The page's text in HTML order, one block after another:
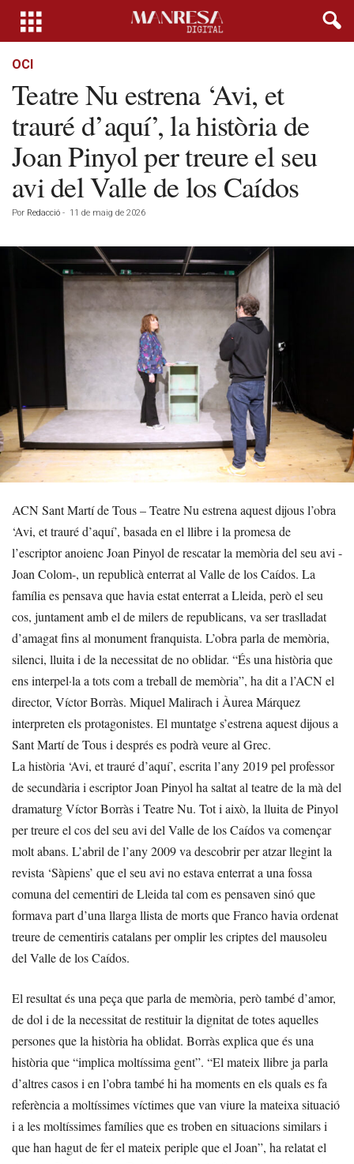
OCI
Teatre Nu estrena ‘Avi, et
trauré d’aquí’, la història de
Joan Pinyol per treure el seu
avi del Valle de los Caídos
Por Redacció - 11 de maig de 2026
ACN Sant Martí de Tous – Teatre Nu estrena aquest dijous l’obra
‘Avi, et trauré d’aquí’, basada en el llibre i la promesa de
l’escriptor anoienc Joan Pinyol de rescatar la memòria del seu avi -
Joan Colom-, un republicà enterrat al Valle de los Caídos. La
família es pensava que havia estat enterrat a Lleida, però el seu
cos, juntament amb el de milers de republicans, va ser traslladat
d’amagat fins al monument franquista. L’obra parla de memòria,
silenci, lluita i de la necessitat de no oblidar. “És una història que
ens interpel·la a tots com a treball de memòria”, ha dit a l’ACN el
director, Víctor Borràs. Miquel Malirach i Àurea Márquez
interpreten els protagonistes. El muntatge s’estrena aquest dijous a
Sant Martí de Tous i després es podrà veure al Grec.
La història ‘Avi, et trauré d’aquí’, escrita l’any 2019 pel professor
de secundària i escriptor Joan Pinyol ha saltat al teatre de la mà del
dramaturg Víctor Borràs i Teatre Nu. Tot i això, la lluita de Pinyol
per treure el cos del seu avi del Valle de los Caídos va començar
molt abans. L’abril de l’any 2009 va descobrir per atzar llegint la
revista ‘Sàpiens’ que el seu avi no estava enterrat a una fossa
comuna del cementiri de Lleida tal com es pensaven sinó que
formava part d’una llarga llista de morts que Franco havia ordenat
treure de cementiris catalans per omplir les criptes del mausoleu
del Valle de los Caídos.
El resultat és una peça que parla de memòria, però també d’amor,
de dol i de la necessitat de restituir la dignitat de totes aquelles
persones que la història ha oblidat. Borràs explica que és una
història que “implica moltíssima gent”. “El mateix llibre ja parla
d’altres casos i en l’obra també hi ha moments en els quals es fa
referència a moltíssimes víctimes que van viure la mateixa situació
i a les moltíssimes famílies que es troben en situacions similars i
que han hagut de fer el mateix periple que el Joan”, ha relatat el